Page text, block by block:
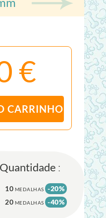
€
CARRINHO
:
10 MEDALHAS
-20%
20 MEDALHAS -40%